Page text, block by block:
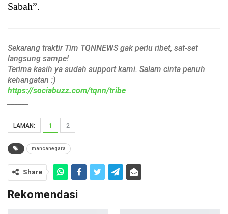
Sabah”.
Sekarang traktir Tim TQNNEWS gak perlu ribet, sat-set
langsung sampe!
Terima kasih ya sudah support kami. Salam cinta penuh
kehangatan :)
https://sociabuzz.com/tqnn/tribe
LAMAN: 1 2
mancanegara
Share
Rekomendasi